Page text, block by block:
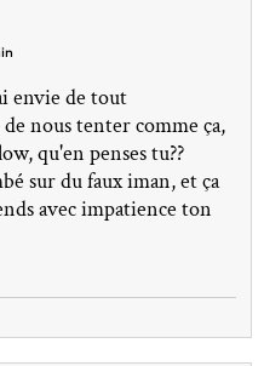
envie de tout
nous tenter comme ça,
qu'en penses tu??
sur du faux iman, et ça
avec impatience ton